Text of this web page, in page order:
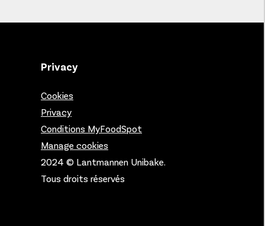
Privacy
Cookies
Privacy
Conditions MyFoodSpot
Manage cookies
2024 © Lantmannen Unibake.
Tous droits réservés